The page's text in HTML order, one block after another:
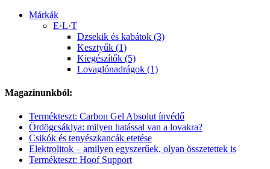
Márkák
E·L·T
Dzsekik és kabátok (3)
Kesztyűk (1)
Kiegészítők (5)
Lovaglónadrágok (1)
Magazinunkból:
Termékteszt: Carbon Gel Absolut ínvédő
Ördögcsáklya: milyen hatással van a lovakra?
Csikók és tenyészkancák etetése
Elektrolitok – amilyen egyszerűek, olyan összetettek is
Termékteszt: Hoof Support